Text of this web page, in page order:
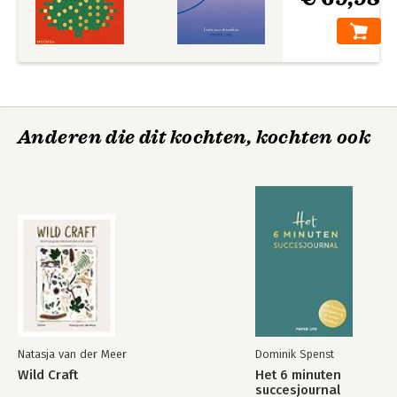
Anderen die dit kochten, kochten ook
Natasja van der Meer
Wild Craft
Dominik Spenst
Het 6 minuten
succesjournal